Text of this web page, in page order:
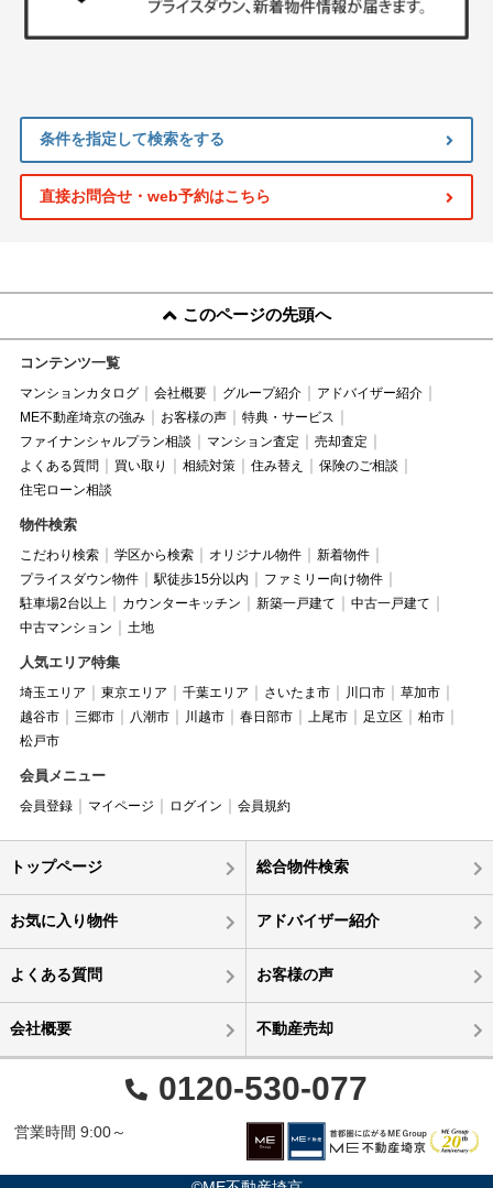
条件を指定して検索をする
直接お問合せ・web予約はこちら
このページの先頭へ
コンテンツ一覧
マンションカタログ 会社概要 グループ紹介
アドバイザー紹介
ME不動産埼京の強み
お客様の声
特典・サービス
ファイナンシャルプラン相談
マンション査定
売却査定
よくある質問
買い取り 相続対策 住み替え
保険のご相談
住宅ローン相談
物件検索
こだわり検索 学区から検索 オリジナル物件
新着物件
プライスダウン物件
駅徒歩15分以内
ファミリー向け物件
駐車場2台以上
カウンターキッチン 新築一戸建て
中古一戸建て
中古マンション
土地
人気エリア特集
埼玉エリア 東京エリア 千葉エリア さいたま市 川口市
草加市
越谷市
三郷市 八潮市 川越市 春日部市 上尾市 足立区
柏市
松戸市
会員メニュー
会員登録 マイページ ログイン 会員規約
トップページ 総合物件検索
お気に入り物件 アドバイザー紹介
よくある質問 お客様の声
会社概要 不動産売却
0120-530-077
営業時間 9:00～